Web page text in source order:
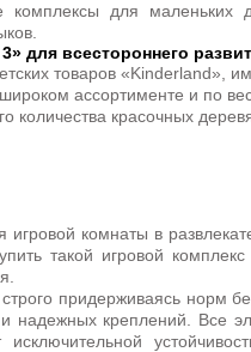
комплексы для маленьких
для всестороннего
товаров «Kinderland»,
ассортименте и по
количества красочных
игровой комнаты в
такой игровой
придерживаясь норм
надежных креплений. Все